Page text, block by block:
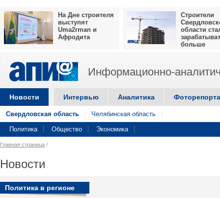
На Дне строителя
выступят
Uma2rman и
Афродита
Строители
области
больше
Информационно-
Новости Интервью Аналитика
Свердловская область Челябинская область
Политика Общество Экономика
Главная страница /
Новости
Политика в регионе